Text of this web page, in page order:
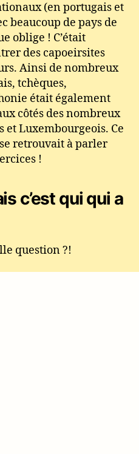
(en portugais et
beaucoup de pays de
oblige ! C’était
des capoeirsites
Ainsi de nombreux
tchèques,
était également
côtés des nombreux
et Luxembourgeois. Ce
retrouvait à parler
!
c’est qui qui a
question ?!